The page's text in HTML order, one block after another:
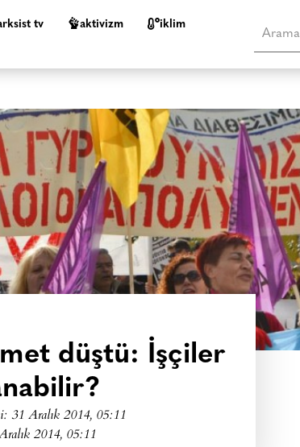
tv aktivizm i̇klim
düştü: İşçiler
31 Aralık 2014, 05:11
2014, 05:11